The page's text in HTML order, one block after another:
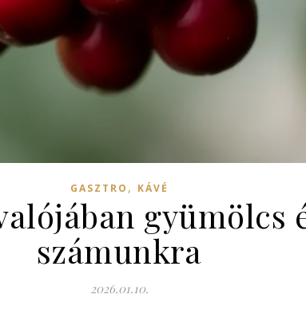
GASZTRO , KÁVÉ
gyümölcs
számunkra
2026.01.10.